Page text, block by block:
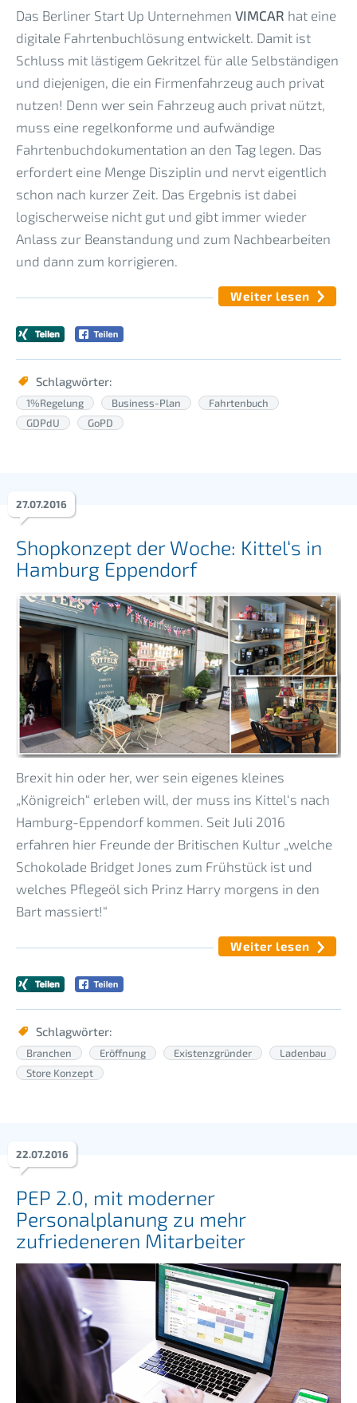
Das Berliner Start Up Unternehmen VIMCAR hat eine
digitale Fahrtenbuchlösung entwickelt. Damit ist
Schluss mit lästigem Gekritzel für alle Selbständigen
und diejenigen, die ein Firmenfahrzeug auch privat
nutzen! Denn wer sein Fahrzeug auch privat nützt,
muss eine regelkonforme und aufwändige
Fahrtenbuchdokumentation an den Tag legen. Das
erfordert eine Menge Disziplin und nervt eigentlich
schon nach kurzer Zeit. Das Ergebnis ist dabei
logischerweise nicht gut und gibt immer wieder
Anlass zur Beanstandung und zum Nachbearbeiten
und dann zum korrigieren.
Weiter lesen
Schlagwörter:
1%Regelung Business-Plan
Fahrtenbuch
GDPdU
GoPD
Shopkonzept der Woche: Kittel‘s in
Hamburg Eppendorf
Brexit hin oder her, wer sein eigenes kleines
„Königreich“ erleben will, der muss ins Kittel‘s nach
Hamburg-Eppendorf kommen. Seit Juli 2016
erfahren hier Freunde der Britischen Kultur „welche
Schokolade Bridget Jones zum Frühstück ist und
welches Pflegeöl sich Prinz Harry morgens in den
Bart massiert!“
Weiter lesen
27.07.2016
Schlagwörter:
Branchen Eröffnung Existenzgründer
Ladenbau
Store Konzept
PEP 2.0, mit moderner
Personalplanung zu mehr
zufriedeneren Mitarbeiter
22.07.2016